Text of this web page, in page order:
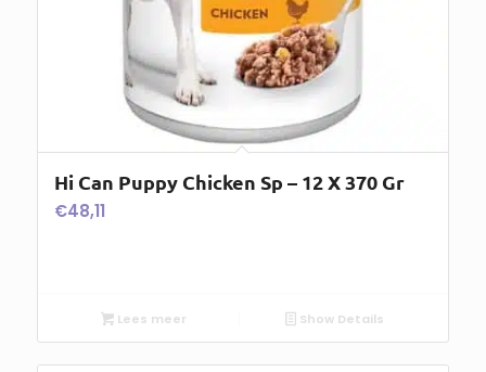
Hi Can Puppy Chicken Sp – 12 X 370 Gr
€48,11
Lees meer Show Details